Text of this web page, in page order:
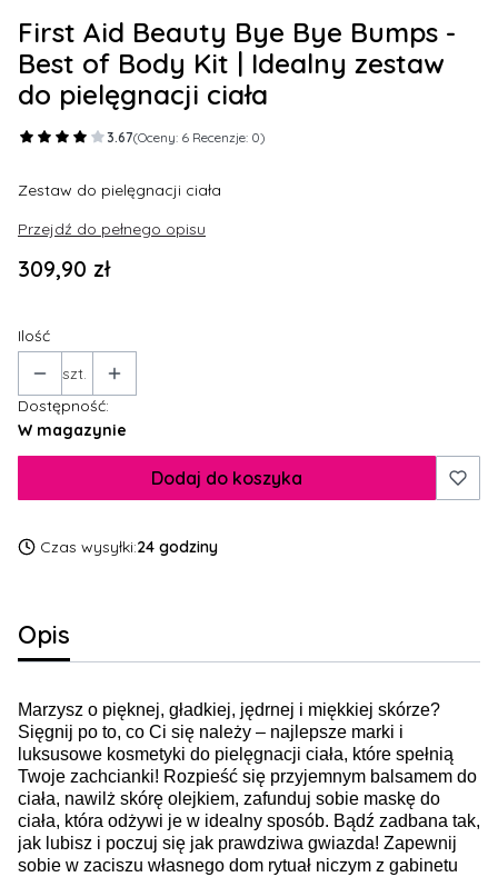
First Aid Beauty Bye Bye Bumps -
Best of Body Kit | Idealny zestaw
do pielęgnacji ciała
3.67(Oceny: 6 Recenzje: 0)
Zestaw do pielęgnacji ciała
Przejdź do pełnego opisu
Cena
309,90 zł
Ilość
szt.
Dostępność:
W magazynie
Dodaj do koszyka
Czas wysyłki:24 godziny
Opis
Marzysz o pięknej, gładkiej, jędrnej i miękkiej skórze?
Sięgnij po to, co Ci się należy – najlepsze marki i
luksusowe kosmetyki do pielęgnacji ciała, które spełnią
Twoje zachcianki! Rozpieść się przyjemnym balsamem do
ciała, nawilż skórę olejkiem, zafunduj sobie maskę do
ciała, która odżywi je w idealny sposób. Bądź zadbana tak,
jak lubisz i poczuj się jak prawdziwa gwiazda! Zapewnij
sobie w zaciszu własnego dom rytuał niczym z gabinetu